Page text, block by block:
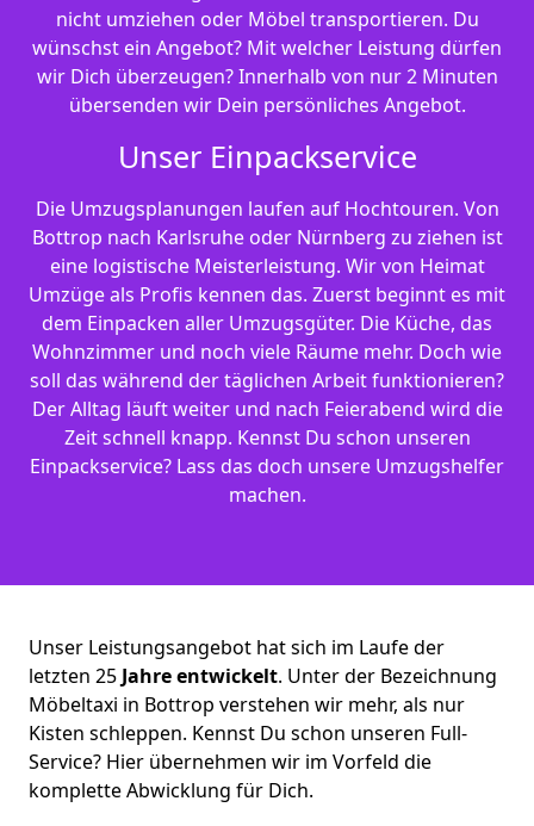
nicht umziehen oder Möbel transportieren. Du
wünschst ein Angebot? Mit welcher Leistung dürfen
wir Dich überzeugen? Innerhalb von nur 2 Minuten
übersenden wir Dein persönliches Angebot.
Unser Einpackservice
Die Umzugsplanungen laufen auf Hochtouren. Von
Bottrop nach Karlsruhe oder Nürnberg zu ziehen ist
eine logistische Meisterleistung. Wir von Heimat
Umzüge als Profis kennen das. Zuerst beginnt es mit
dem Einpacken aller Umzugsgüter. Die Küche, das
Wohnzimmer und noch viele Räume mehr. Doch wie
soll das während der täglichen Arbeit funktionieren?
Der Alltag läuft weiter und nach Feierabend wird die
Zeit schnell knapp. Kennst Du schon unseren
Einpackservice? Lass das doch unsere Umzugshelfer
machen.
Unser Leistungsangebot hat sich im Laufe der
letzten 25 Jahre entwickelt. Unter der Bezeichnung
Möbeltaxi in Bottrop verstehen wir mehr, als nur
Kisten schleppen. Kennst Du schon unseren Full-
Service? Hier übernehmen wir im Vorfeld die
komplette Abwicklung für Dich.